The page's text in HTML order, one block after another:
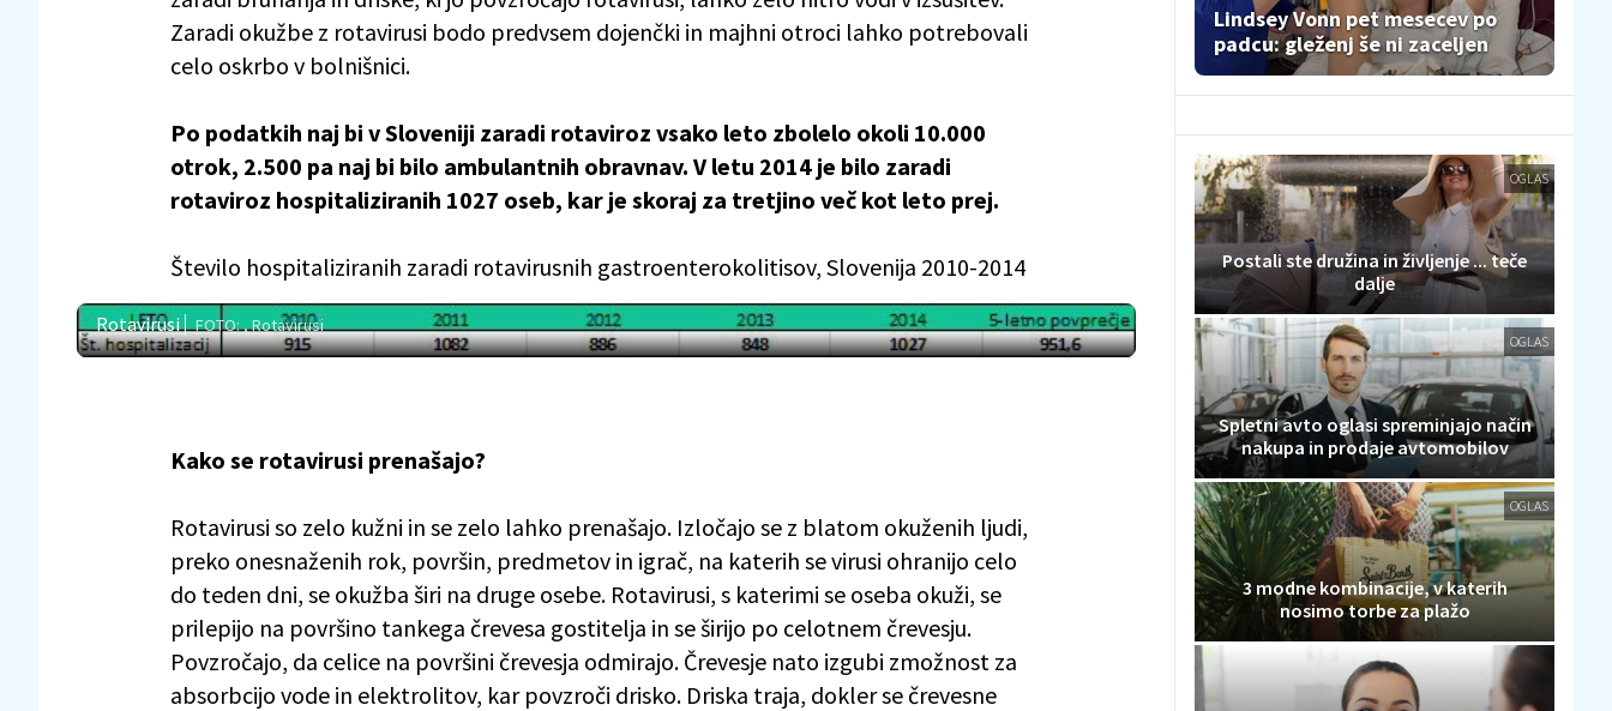
Zaradi okužbe z rotavirusi bodo predvsem dojenčki in majhni otroci lahko potrebovali
celo oskrbo v bolnišnici.
Po podatkih naj bi v Sloveniji zaradi rotaviroz vsako leto zbolelo okoli 10.000
otrok, 2.500 pa naj bi bilo ambulantnih obravnav. V letu 2014 je bilo zaradi
rotaviroz hospitaliziranih 1027 oseb, kar je skoraj za tretjino več kot leto prej.
Število hospitaliziranih zaradi rotavirusnih gastroenterokolitisov, Slovenija 2010-2014
Rotavirusi FOTO: , Rotavirusi
Kako se rotavirusi prenašajo?
Rotavirusi so zelo kužni in se zelo lahko prenašajo. Izločajo se z blatom okuženih ljudi,
preko onesnaženih rok, površin, predmetov in igrač, na katerih se virusi ohranijo celo
do teden dni, se okužba širi na druge osebe. Rotavirusi, s katerimi se oseba okuži, se
prilepijo na površino tankega črevesa gostitelja in se širijo po celotnem črevesju.
Povzročajo, da celice na površini črevesja odmirajo. Črevesje nato izgubi zmožnost za
absorbcijo vode in elektrolitov, kar povzroči drisko. Driska traja, dokler se črevesne
Lindsey Vonn pet mesecev po
padcu: gleženj še ni zaceljen
OGLAS
Postali ste družina in življenje ... teče
dalje
OGLAS
Spletni avto oglasi spreminjajo način
nakupa in prodaje avtomobilov
OGLAS
3 modne kombinacije, v katerih
nosimo torbe za plažo